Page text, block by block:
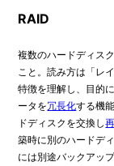
RAID
複数のハードディス
こと。読み方は「レ
特徴を理解し、目的
ータを冗長化する機
ドディスクを交換し
築時に別のハードデ
には別途バックアッ